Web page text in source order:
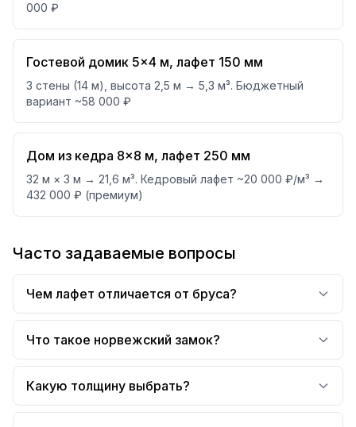
000 ₽
Гостевой домик 5×4 м, лафет 150 мм
3 стены (14 м), высота 2,5 м → 5,3 м³. Бюджетный
вариант ~58 000 ₽
Дом из кедра 8×8 м, лафет 250 мм
32 м × 3 м → 21,6 м³. Кедровый лафет ~20 000 ₽/м³ →
432 000 ₽ (премиум)
Часто задаваемые вопросы
Чем лафет отличается от бруса?
Что такое норвежский замок?
Какую толщину выбрать?